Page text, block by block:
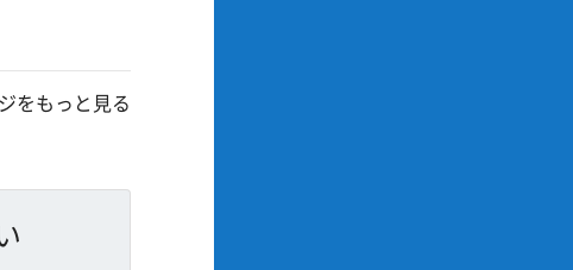
をもっと見る